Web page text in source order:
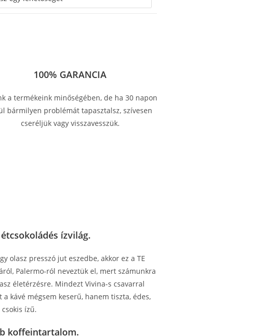
100% GARANCIA
a termékeink minőségében, de ha 30 napon
bármilyen problémát tapasztalsz, szívesen
cseréljük vagy visszavesszük.
ízvilág.
olasz presszó jut eszedbe, akkor ez a TE
Palermo-ról neveztük el, mert számunkra
életérzésre. Mindezt Vivina-s csavarral
kávé mégsem keserű, hanem tiszta, édes,
csokis ízű.
koffeintartalom.